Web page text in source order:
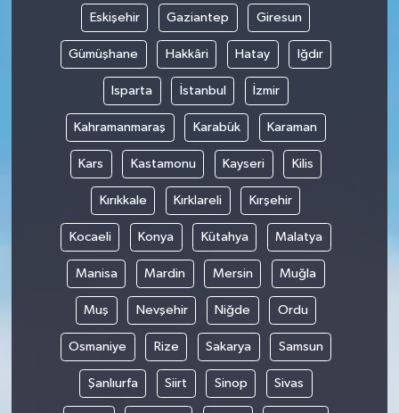
Eskişehir Gaziantep Giresun
Gümüşhane Hakkâri Hatay Iğdır
Isparta İstanbul İzmir
Kahramanmaraş Karabük Karaman
Kars Kastamonu Kayseri Kilis
Kırıkkale Kırklareli Kırşehir
Kocaeli Konya Kütahya Malatya
Manisa Mardin Mersin Muğla
Muş Nevşehir Niğde Ordu
Osmaniye Rize Sakarya Samsun
Şanlıurfa Siirt Sinop Sivas